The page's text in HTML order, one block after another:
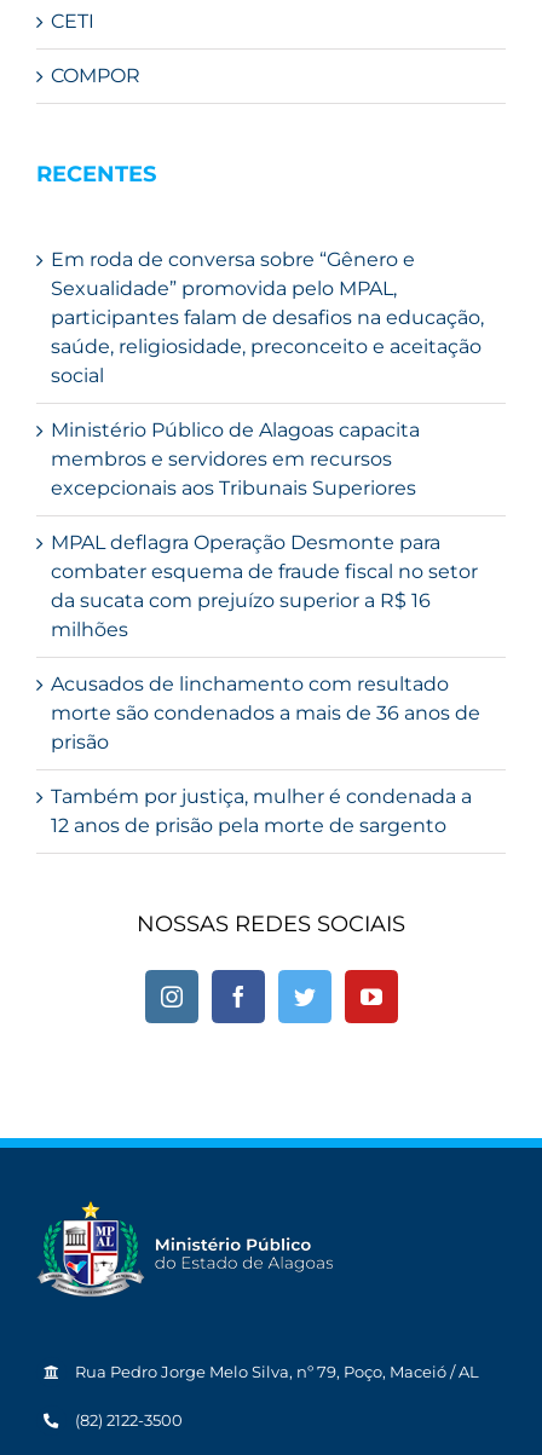
CETI
COMPOR
RECENTES
Em roda de conversa sobre “Gênero e
Sexualidade” promovida pelo MPAL,
participantes falam de desafios na educação,
saúde, religiosidade, preconceito e aceitação
social
Ministério Público de Alagoas capacita
membros e servidores em recursos
excepcionais aos Tribunais Superiores
MPAL deflagra Operação Desmonte para
combater esquema de fraude fiscal no setor
da sucata com prejuízo superior a R$ 16
milhões
Acusados de linchamento com resultado
morte são condenados a mais de 36 anos de
prisão
Também por justiça, mulher é condenada a
12 anos de prisão pela morte de sargento
NOSSAS REDES SOCIAIS
Rua Pedro Jorge Melo Silva, nº 79, Poço, Maceió / AL
(82) 2122-3500